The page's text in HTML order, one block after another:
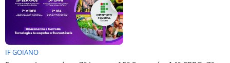
IF GOIANO